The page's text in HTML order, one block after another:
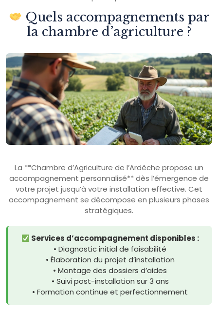
Quels accompagnements par
la chambre d’agriculture ?
La **Chambre d’Agriculture de l’Ardèche propose un
accompagnement personnalisé** dès l’émergence de
votre projet jusqu’à votre installation effective. Cet
accompagnement se décompose en plusieurs phases
stratégiques.
Services d’accompagnement disponibles :
• Diagnostic initial de faisabilité
• Élaboration du projet d’installation
• Montage des dossiers d’aides
• Suivi post-installation sur 3 ans
• Formation continue et perfectionnement